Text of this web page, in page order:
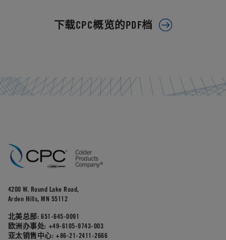
下载CPC概览的PDF档
4200 W. Round Lake Road,
Arden Hills, MN 55112
北美总部: 651-645-0091
欧洲办事处: +49-6105-9743-003
亚太销售中心: +86-21-2411-2666